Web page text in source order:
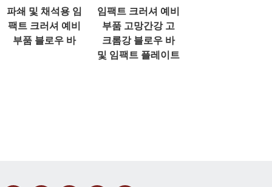
파쇄 및 채석용 임
팩트 크러셔 예비
부품 블로우 바
임팩트 크러셔 예비
부품 고망간강 고
크롬강 블로우 바
및 임팩트 플레이트